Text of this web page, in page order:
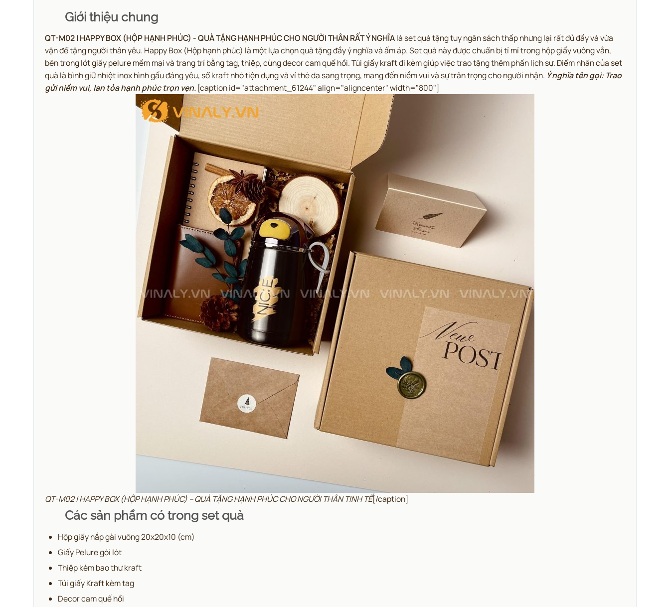
Giới thiệu chung
QT-M02 | HAPPY BOX (HỘP HẠNH PHÚC) - QUÀ TẶNG HẠNH PHÚC CHO NGƯỜI THÂN RẤT Ý NGHĨAlà set quà tặng tuy ngân sách thấp nhưng lại rất đủ đầy và vừa
vặn để tặng người thân yêu. Happy Box (Hộp hạnh phúc) là một lựa chọn quà tặng đầy ý nghĩa và ấm áp. Set quà này được chuẩn bị tỉ mỉ trong hộp giấy vuông vắn,
bên trong lót giấy pelure mềm mại và trang trí bằng tag, thiệp, cùng decor cam quế hồi. Túi giấy kraft đi kèm giúp việc trao tặng thêm phần lịch sự. Điểm nhấn của set
quà là bình giữ nhiệt inox hình gấu đáng yêu, sổ kraft nhỏ tiện dụng và ví thẻ da sang trọng, mang đến niềm vui và sự trân trọng cho người nhận. Ý nghĩa tên gọi: Trao
gửi niềm vui, lan tỏa hạnh phúc trọn vẹn. [caption id="attachment_61244" align="aligncenter" width="800"]
QT-M02 | HAPPY BOX (HỘP HẠNH PHÚC) – QUÀ TẶNG HẠNH PHÚC CHO NGƯỜI THÂN TINH TẾ[/caption]
Các sản phẩm có trong set quà
Hộp giấy nắp gài vuông 20x20x10 (cm)
Giấy Pelure gói lót
Thiệp kèm bao thư kraft
Túi giấy Kraft kèm tag
Decor cam quế hồi